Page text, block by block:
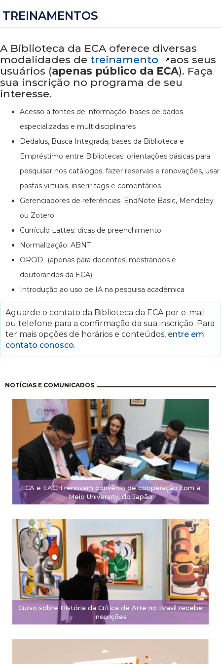
TREINAMENTOS
A Biblioteca da ECA oferece diversas
modalidades de treinamento
aos seus
usuários (apenas público da ECA). Faça
sua inscrição no programa de seu
interesse.
Acesso a fontes de informação: bases de dados
especializadas e multidisciplinares
Dedalus, Busca Integrada, bases da Biblioteca e
Empréstimo entre Bibliotecas: orientações básicas para
pesquisar nos catálogos, fazer reservas e renovações, usar
pastas virtuais, inserir tags e comentários
Gerenciadores de referências: EndNote Basic, Mendeley
ou Zotero
Currículo Lattes: dicas de preenchimento
Normalização: ABNT
ORCiD (apenas para docentes, mestrandos e
doutorandos da ECA)
Introdução ao uso de IA na pesquisa acadêmica
Aguarde o contato da Biblioteca da ECA por e-mail
ou telefone para a confirmação da sua inscrição. Para
ter mais opções de horários e conteúdos, entre em
contato conosco.
NOTÍCIAS E COMUNICADOS
ECA e EACH renovam convênio de cooperação com a
Meio University, do Japão
Curso sobre História da Crítica de Arte no Brasil recebe
inscrições
Paginação